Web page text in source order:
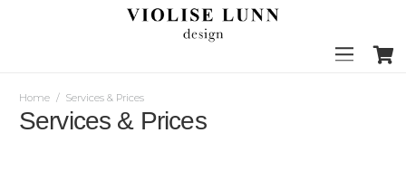
Home / Services & Prices
Services & Prices